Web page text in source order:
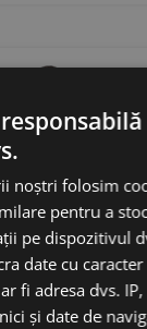
noștri folosim
pentru a
pe dispozitivul
date cu caracter
fi adresa dvs. IP,
și date de